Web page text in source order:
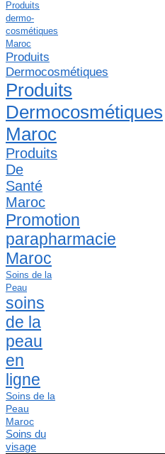
Produits
dermo-
cosmétiques
Maroc
Produits
Dermocosmétiques
Produits
Dermocosmétiques
Maroc
Produits
De
Santé
Maroc
Promotion
parapharmacie
Maroc
Soins de la
Peau
soins
de la
peau
en
ligne
Soins de la
Peau
Maroc
Soins du
visage